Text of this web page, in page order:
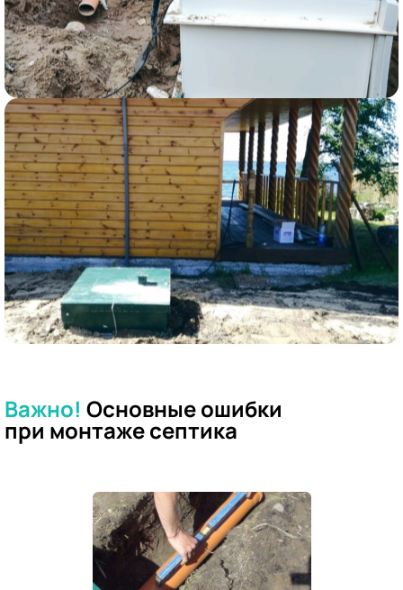
Важно! Основные ошибки
при монтаже септика